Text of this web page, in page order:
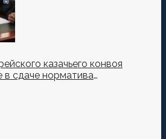
казачьего конвоя
в сдаче норматива